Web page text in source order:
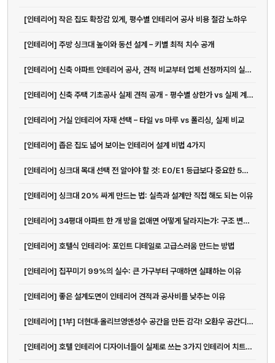
[인테리어] 작은 집도 확장감 있게, 평수별 인테리어 공사 비용 절감 노하우
[인테리어] 주방 싱크대 높이와 동선 설계 – 키별 최적 치수 공개
[인테리어] 신축 아파트 인테리어 공사, 견적 비교부터 업체 선정까지의 실전 가이드
[인테리어] 신축 주택 기초공사 실제 견적 공개 - 평수별 상한가 vs 실제 계약가 비교분석
[인테리어] 거실 인테리어 자재 선택 – 타일 vs 마루 vs 폴리싱, 실제 비교
[인테리어] 좁은 집도 넓어 보이는 인테리어 설계 비법 4가지
[인테리어] 싱크대 목대 선택 전 알아야 할 것: E0/E1 등급보다 중요한 5가지
[인테리어] 싱크대 20% 싸게 만드는 법: 실측과 설계만 직접 해도 되는 이유
[인테리어] 34평대 아파트 한 개 방을 없애면 어떻게 달라지는가: 구조 변경의 정석
[인테리어] 호텔식 인테리어: 포인트 디테일로 고급스러움 만드는 방법
[인테리어] 집꾸미기 99%의 실수: 큰 가구부터 구매하면 실패하는 이유
[인테리어] 좋은 설계도면이 인테리어 견적과 공사비를 낮추는 이유
[인테리어] [1부] 더현대·올리브영앤성수 공간을 만든 감각! 오환우 공간디자이...
[인테리어] 호텔 인테리어 디자이너들이 실제로 쓰는 3가지 인테리어 치트키 | ...